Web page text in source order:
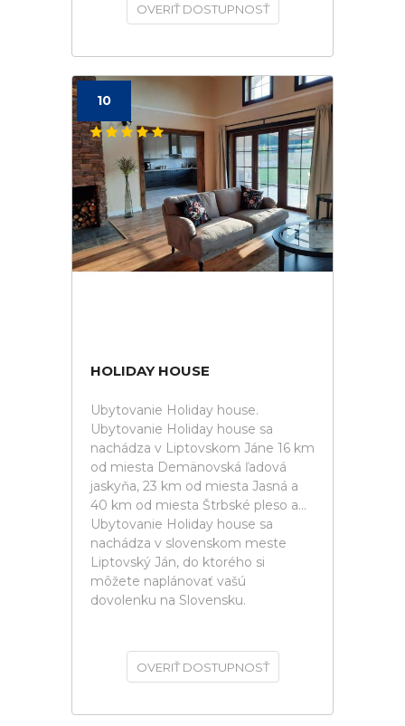
OVERIŤ DOSTUPNOSŤ
10
HOLIDAY HOUSE
Ubytovanie Holiday house.
Ubytovanie Holiday house sa
nachádza v Liptovskom Jáne 16 km
od miesta Demänovská ľadová
jaskyňa, 23 km od miesta Jasná a
40 km od miesta Štrbské pleso a...
Ubytovanie Holiday house sa
nachádza v slovenskom meste
Liptovský Ján, do ktorého si
môžete naplánovať vašú
dovolenku na Slovensku.
OVERIŤ DOSTUPNOSŤ